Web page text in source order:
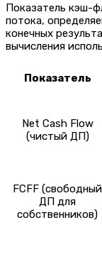
Показатель кэш-
потока,
конечных
вычисления
Показатель
Net Cash Flow
(чистый ДП)
FCFF (свободный
ДП для
собственников)